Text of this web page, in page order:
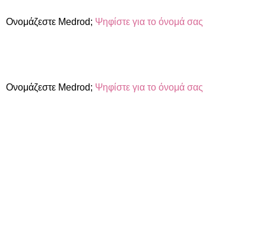
Ονομάζεστε Medrod; Ψηφίστε για το όνομά σας
Ονομάζεστε Medrod; Ψηφίστε για το όνομά σας